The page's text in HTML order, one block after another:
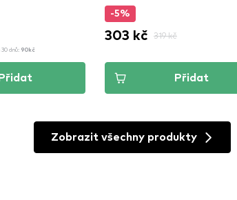
dnů: 90kč
Přidat
-5%
303 kč 319 kč
Přidat
Zobrazit všechny produkty